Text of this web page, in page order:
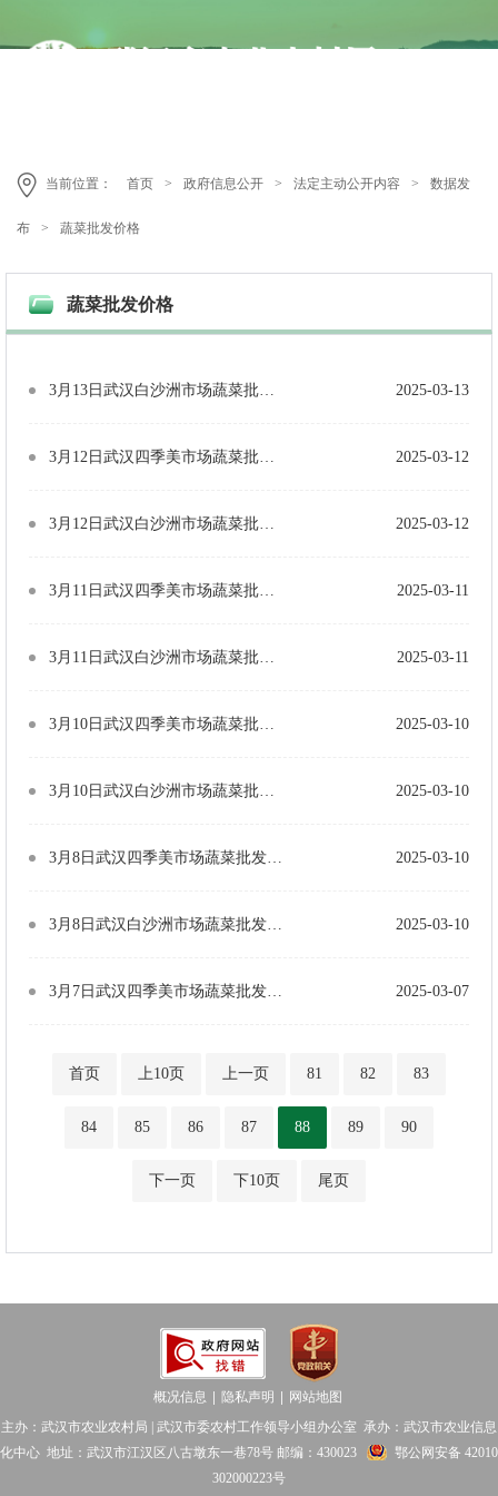
当前位置： 首页 > 政府信息公开 > 法定主动公开内容 > 数据发
布 > 蔬菜批发价格
蔬菜批发价格
2025-03-13
2025-03-12
2025-03-12
2025-03-11
2025-03-11
2025-03-10
2025-03-10
2025-03-10
2025-03-10
2025-03-07
首页 上10页 上一页 81 82 83
84 85 86 87 88 89 90
下一页 下10页 尾页
概况信息 隐私声明
网站地图
主办：武汉市农业农村局 | 武汉市委农村工作领导小组办公室 承办：武汉市农业信息
化中心 地址：武汉市江汉区八古墩东一巷78号 邮编：430023
鄂公网安备 42010
302000223号